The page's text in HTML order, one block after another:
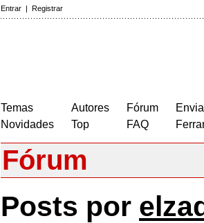
Entrar | Registrar
Temas
Novidades
Autores
Top
Fórum
FAQ
Fórum
Posts por